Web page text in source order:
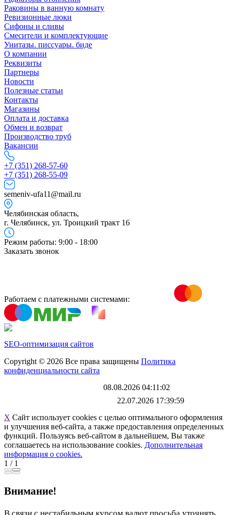
Раковины в ванную комнату
Ревизионные люки
Сифоны и сливы
Смесители и комплектующие
Унитазы. писсуары. биде
О компании
Реквизиты
Партнеры
Новости
Полезные статьи
Контакты
Магазины
Оплата и доставка
Обмен и возврат
Производство труб
Вакансии
+7 (351) 268-57-60
+7 (351) 268-55-09
semeniv-ufa11@mail.ru
Челябинская область,
г. Челябинск, ул. Троицкий тракт 16
Режим работы: 9:00 - 18:00
Заказать звонок
Работаем с платежными системами:
SEO-оптимизация сайтов
Copyright © 2026 Все права защищены Политика
конфиденциальности сайта
08.08.2026 04:11:02
22.07.2026 17:39:59
X Сайт использует cookies с целью оптимального оформления
и улучшения веб-сайта, а также предоставления определенных
функций. Пользуясь веб-сайтом в дальнейшем, Вы также
соглашаетесь на использование cookies. Дополнительная
информация о cookies.
1 / 1
Внимание!